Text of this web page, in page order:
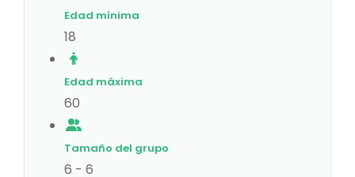
Edad mínima
18
Edad máxima
60
Tamaño del grupo
6 - 6